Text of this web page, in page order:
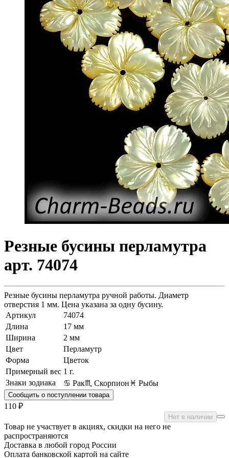
Резные бусины перламутра
арт. 74074
Резные бусины перламутра ручной работы. Диаметр
отверстия 1 мм. Цена указана за одну бусину.
Артикул
74074
Длина
17 мм
Ширина
2 мм
Цвет
Перламутр
Форма
Цветок
Примерный вес 1 г.
Знаки зодиака
♋ Рак♏ Скорпион♓ Рыбы
Сообщить о поступлении товара
110 ₽
Нет в наличии
Товар не участвует в акциях, скидки на него не
распространяются
Доставка в любой город России
Оплата банковской картой на сайте